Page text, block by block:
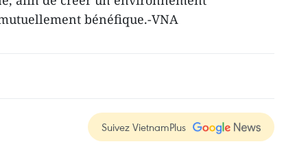
bénéfique.-VNA
Suivez VietnamPlus